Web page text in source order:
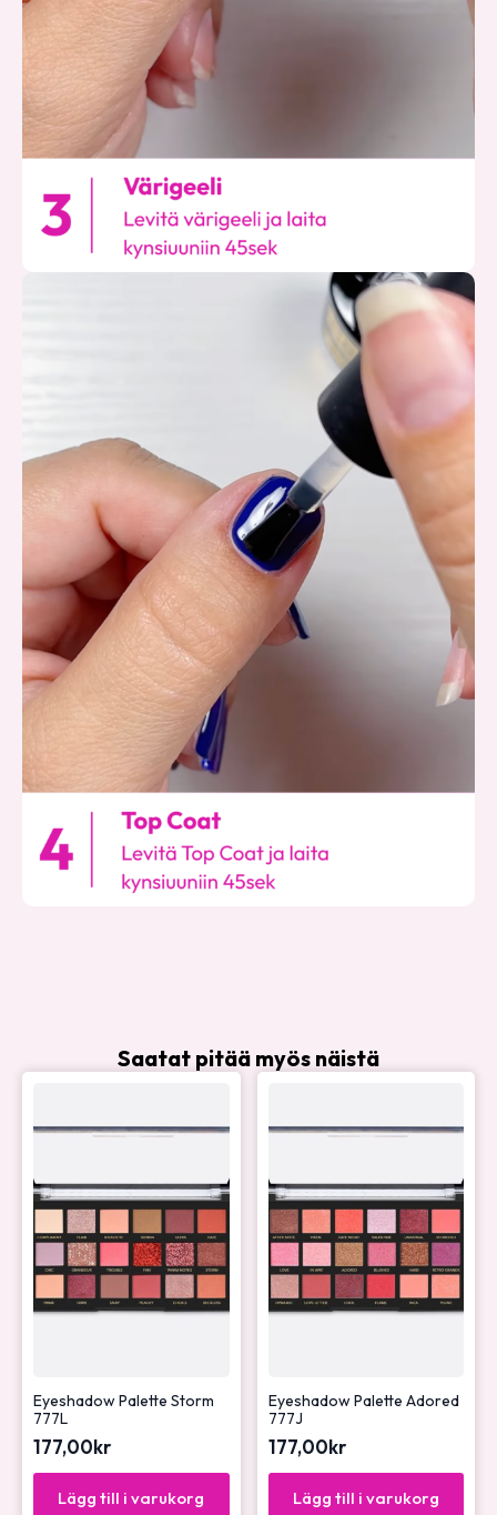
Saatat pitää myös näistä
Eyeshadow Palette Storm
777L
177,00kr
Lägg till i varukorg
Eyeshadow Palette Adored
777J
177,00kr
Lägg till i varukorg